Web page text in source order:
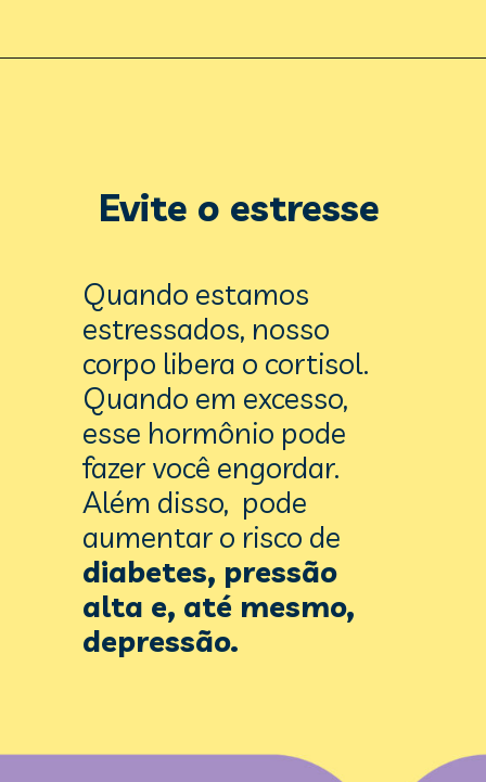
Evite o estresse
Quando estamos
estressados, nosso
corpo libera o cortisol.
Quando em excesso,
esse hormônio pode
fazer você engordar.
Além disso,  pode
diabetes, pressão
alta e, até mesmo,
depressão.